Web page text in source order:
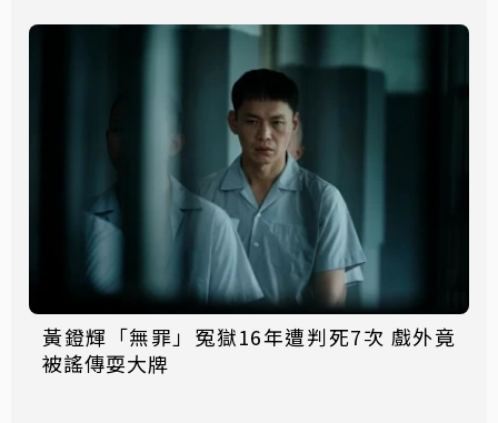
黃鐙輝「無罪」冤獄16年遭判死7次 戲外竟
被謠傳耍大牌